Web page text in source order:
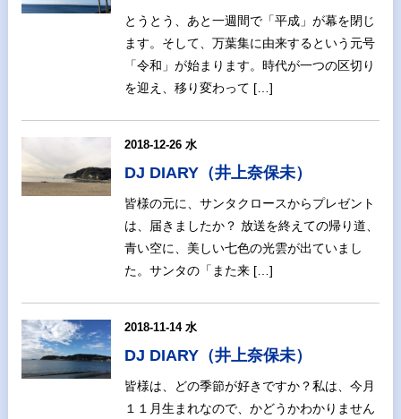
とうとう、あと一週間で「平成」が幕を閉じ
ます。そして、万葉集に由来するという元号
「令和」が始まります。時代が一つの区切り
を迎え、移り変わって […]
2018-12-26 水
DJ DIARY（井上奈保未）
皆様の元に、サンタクロースからプレゼント
は、届きましたか？ 放送を終えての帰り道、
青い空に、美しい七色の光雲が出ていまし
た。サンタの「また来 […]
2018-11-14 水
DJ DIARY（井上奈保未）
皆様は、どの季節が好きですか？私は、今月
１１月生まれなので、かどうかわかりません